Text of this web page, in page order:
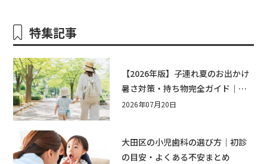
特集記事
【2026年版】子連れ夏のお出かけ
暑さ対策・持ち物完全ガイド｜水
遊び・公園・夏祭りで本当に役立
2026年07月20日
大田区の小児歯科の選び方｜初診
の目安・よくある不安まとめ